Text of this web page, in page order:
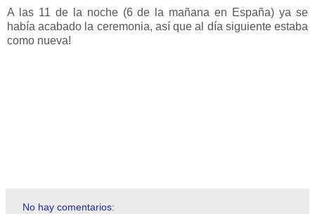
A las 11 de la noche (6 de la mañana en España) ya se
había acabado la ceremonia, así que al día siguiente estaba
como nueva!
No hay comentarios: